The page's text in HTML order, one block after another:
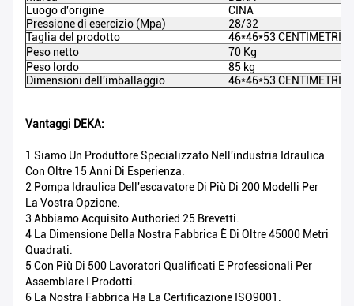
Luogo d'origine
CINA
Pressione di esercizio (Mpa)
28/32
Taglia del prodotto
46*46*53 CENTIMETRI
Peso netto
70 Kg
Peso lordo
85 kg
Dimensioni dell'imballaggio
46*46*53 CENTIMETRI
Vantaggi DEKA:
1 Siamo Un Produttore Specializzato Nell'industria Idraulica
Con Oltre 15 Anni Di Esperienza.
2 Pompa Idraulica Dell'escavatore Di Più Di 200 Modelli Per
La Vostra Opzione.
3 Abbiamo Acquisito Authoried 25 Brevetti.
4 La Dimensione Della Nostra Fabbrica È Di Oltre 45000 Metri
Quadrati.
5 Con Più Di 500 Lavoratori Qualificati E Professionali Per
Assemblare I Prodotti.
6 La Nostra Fabbrica Ha La Certificazione ISO9001.